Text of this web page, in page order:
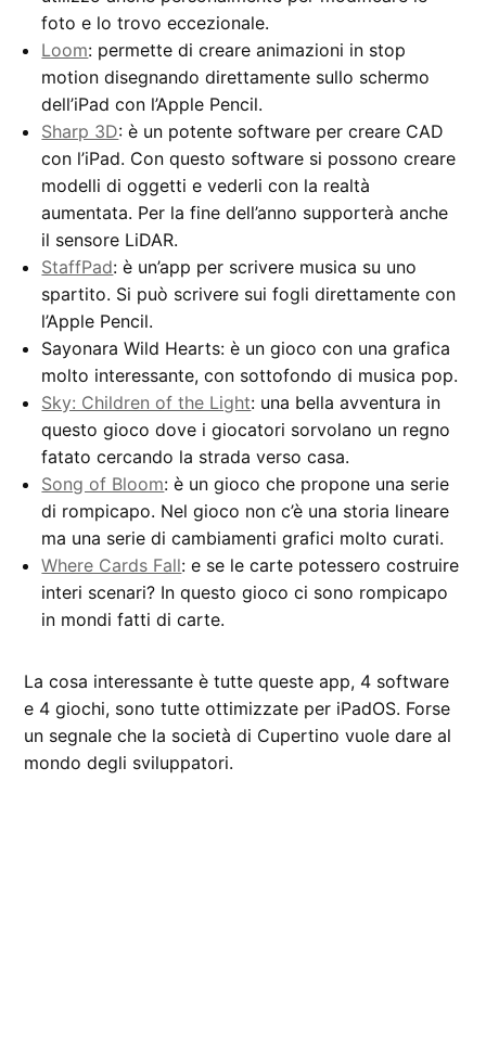
foto e lo trovo eccezionale.
Loom: permette di creare animazioni in stop
motion disegnando direttamente sullo schermo
dell’iPad con l’Apple Pencil.
Sharp 3D: è un potente software per creare CAD
con l’iPad. Con questo software si possono creare
modelli di oggetti e vederli con la realtà
aumentata. Per la fine dell’anno supporterà anche
il sensore LiDAR.
StaffPad: è un’app per scrivere musica su uno
spartito. Si può scrivere sui fogli direttamente con
l’Apple Pencil.
Sayonara Wild Hearts: è un gioco con una grafica
molto interessante, con sottofondo di musica pop.
Sky: Children of the Light: una bella avventura in
questo gioco dove i giocatori sorvolano un regno
fatato cercando la strada verso casa.
Song of Bloom: è un gioco che propone una serie
di rompicapo. Nel gioco non c’è una storia lineare
ma una serie di cambiamenti grafici molto curati.
Where Cards Fall: e se le carte potessero costruire
interi scenari? In questo gioco ci sono rompicapo
in mondi fatti di carte.
La cosa interessante è tutte queste app, 4 software
e 4 giochi, sono tutte ottimizzate per iPadOS. Forse
un segnale che la società di Cupertino vuole dare al
mondo degli sviluppatori.